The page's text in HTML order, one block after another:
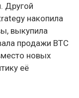
Другой
накопила
выкупила
продажи BTC
новых
её